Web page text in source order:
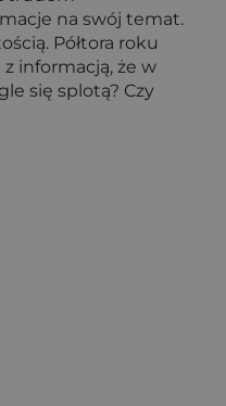
na swój temat.
Półtora roku
informacją, że w
się splotą? Czy